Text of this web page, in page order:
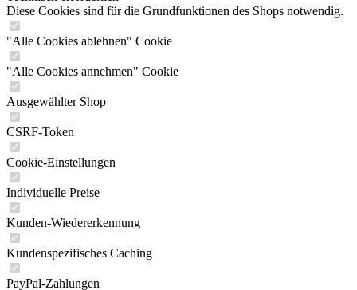
Diese Cookies sind für die Grundfunktionen des Shops notwendig.
"Alle Cookies ablehnen" Cookie
"Alle Cookies annehmen" Cookie
Ausgewählter Shop
CSRF-Token
Cookie-Einstellungen
Individuelle Preise
Kunden-Wiedererkennung
Kundenspezifisches Caching
PayPal-Zahlungen